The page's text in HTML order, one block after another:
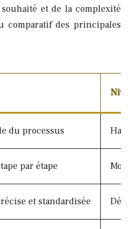
et de la complexité
comparatif des principales
du processus
par étape
et standardisée